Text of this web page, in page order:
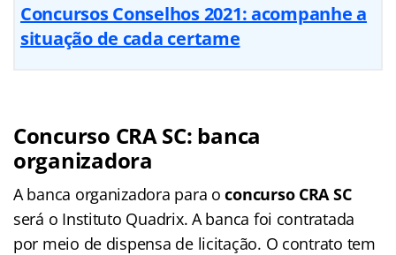
Concursos Conselhos 2021: acompanhe a
situação de cada certame
Concurso CRA SC: banca
organizadora
A banca organizadora para oconcurso CRA SC
será o Instituto Quadrix. A banca foi contratada
por meio de dispensa de licitação. O contrato tem